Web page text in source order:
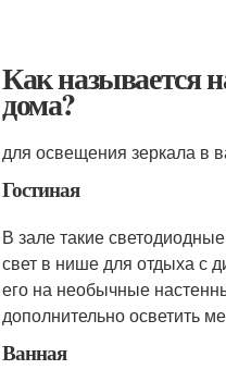
Как называется
дома?
для освещения зеркала в
Гостиная
В зале такие
свет в нише для отдыха с
его на необычные
дополнительно осветить
Ванная